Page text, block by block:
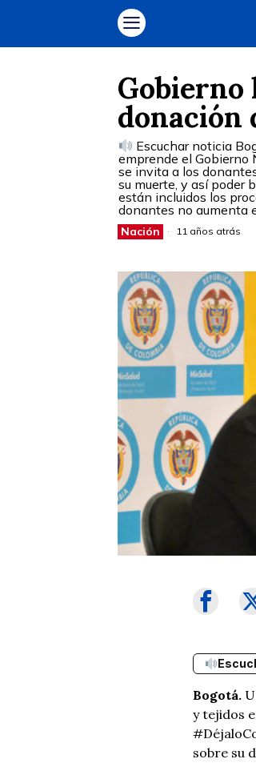
Gobierno
donación
Escuchar noticia
emprende el Gobierno
se invita a los
su muerte, y así poder
están incluidos los
donantes no aumenta
Nación 11 años atrás
Bogotá.
y tejidos
sobre su